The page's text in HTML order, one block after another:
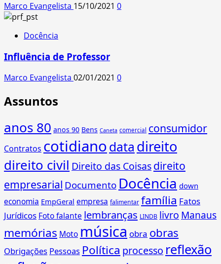
Marco Evangelista 15/10/2021 0
Docência
Influência de Professor
Marco Evangelista 02/01/2021 0
Assuntos
anos 80 anos 90 Bens Caneta comercial consumidor
Contratos cotidianodata direito
direito civil Direito das Coisasdireito
empresarial Documento Docência down
economia EmpGeral empresa falimentar família Fatos
Jurídicos Foto falante lembranças LINDB livro Manaus
memórias Moto música obra obras
Obrigações Pessoas Política processo reflexão